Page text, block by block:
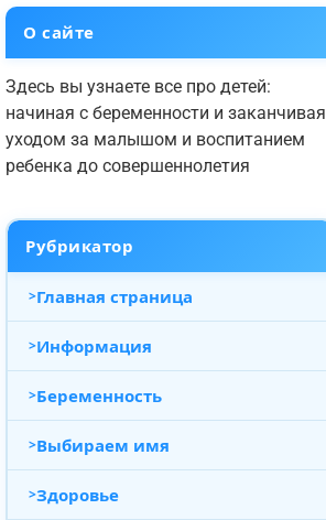
О сайте
Здесь вы узнаете все про детей:
начиная с беременности и заканчивая
уходом за малышом и воспитанием
ребенка до совершеннолетия
Рубрикатор
Главная страница
Информация
Беременность
Выбираем имя
Здоровье